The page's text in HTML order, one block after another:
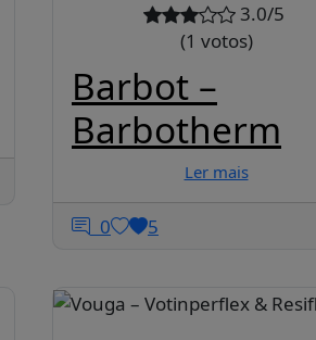
3.0/5
(1 votos)
Barbot –
Barbotherm
Ler mais
0 5